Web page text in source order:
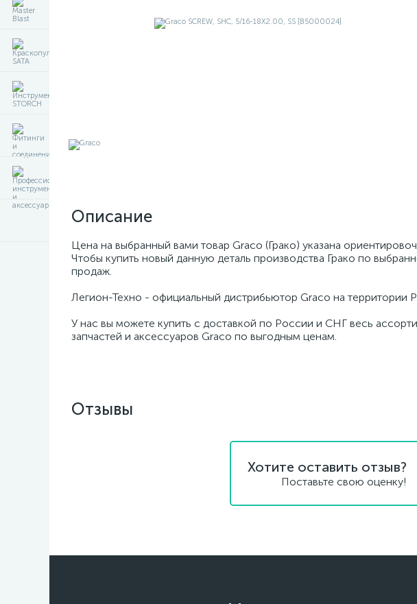
Описание
Цена на выбранный вами товар Graco (Грако) указана
Чтобы купить новый данную деталь производства Грако по
продаж.
Легион-Техно - официальный дистрибьютор Graco на территории
У нас вы можете купить с доставкой по России и СНГ весь
запчастей и аксессуаров Graco по выгодным ценам.
Отзывы
Хотите оставить отзыв?
Поставьте свою оценку!